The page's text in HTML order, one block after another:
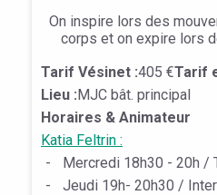
On inspire lors des
corps et on expire lors
Tarif Vésinet :405 €Tarif
Lieu :MJC bât. principal
Horaires & Animateur
Katia Feltrin :
-
Mercredi 18h30 - 20h /
-
Jeudi 19h- 20h30 /